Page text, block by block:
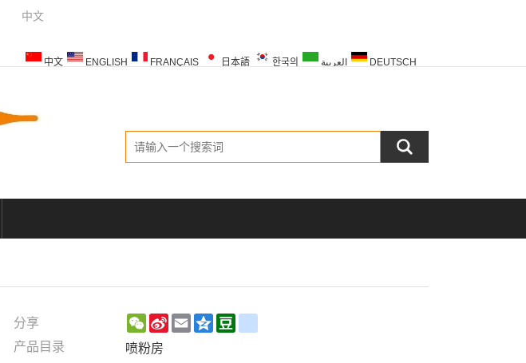
中文
中文 ENGLISH FRANÇAIS 日本語 한국의 العربية DEUTSCH
分享 WeChat
Sina
Weibo
EmailQzone
产品目录
喷粉房